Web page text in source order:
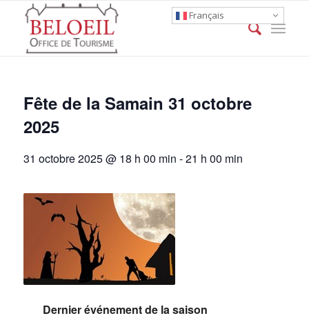
Fête de la Samain 31 octobre
2025
31 octobre 2025 @ 18 h 00 min -21 h 00 min
Dernier événement de la saison
Français